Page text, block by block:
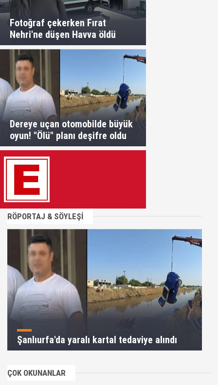
Fotoğraf çekerken Fırat
Nehri'ne düşen Havva öldü
Dereye uçan otomobilde büyük
oyun! "Ölü" planı deşifre oldu
RÖPORTAJ & SÖYLEŞİ
Şanlıurfa'da yaralı kartal tedaviye alındı
ÇOK OKUNANLAR